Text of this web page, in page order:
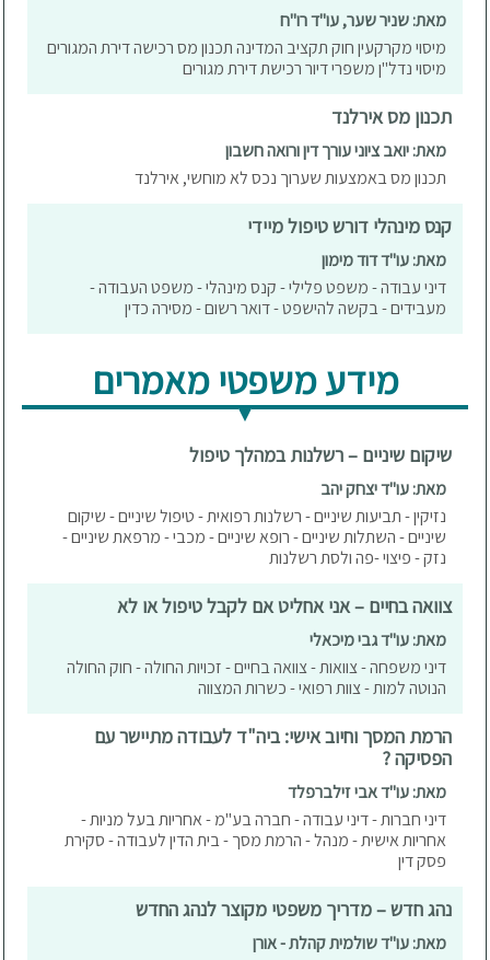
מאת: שניר שער, עו"ד רו"ח
מיסוי מקרקעין חוק תקציב המדינה תכנון מס רכישה דירת המגורים
מיסוי נדל"ן משפרי דיור רכישת דירת מגורים
תכנון מס אירלנד
מאת: יואב ציוני עורך דין ורואה חשבון
תכנון מס באמצעות שערוך נכס לא מוחשי, אירלנד
קנס מינהלי דורש טיפול מיידי
מאת: עו"ד דוד מימון
דיני עבודה - משפט פלילי - קנס מינהלי - משפט העבודה -
מעבידים - בקשה להישפט - דואר רשום - מסירה כדין
מידע משפטי מאמרים
שיקום שיניים – רשלנות במהלך טיפול
מאת: עו"ד יצחק יהב
נזיקין - תביעות שיניים - רשלנות רפואית - טיפול שיניים - שיקום
שיניים - השתלות שיניים - רופא שיניים - מכבי - מרפאת שיניים -
נזק - פיצוי -פה ולסת רשלנות
צוואה בחיים – אני אחליט אם לקבל טיפול או לא
מאת: עו"ד גבי מיכאלי
דיני משפחה - צוואות - צוואה בחיים - זכויות החולה - חוק החולה
הנוטה למות - צוות רפואי - כשרות המצווה
הרמת המסך וחיוב אישי: ביה"ד לעבודה מתיישר עם
הפסיקה ?
מאת: עו"ד אבי זילברפלד
דיני חברות - דיני עבודה - חברה בע"מ - אחריות בעל מניות -
אחריות אישית - מנהל - הרמת מסך - בית הדין לעבודה - סקירת
פסק דין
נהג חדש – מדריך משפטי מקוצר לנהג החדש
מאת: עו"ד שולמית קהלת - אורן